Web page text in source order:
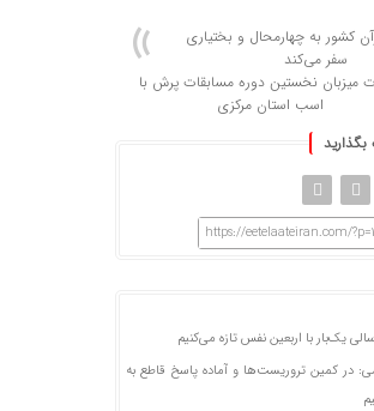
کشور به چهارمحال و بختیاری
سفر می‌کند
میزبان نخستین دوره مسابقات پرش با
اسب استان مرکزی
https://eetelaateiran.com/
یک‌بار با اربعین نفس تازه می‌کنیم
در کمین تروریست‌ها و آماده پاسخ قاطع به